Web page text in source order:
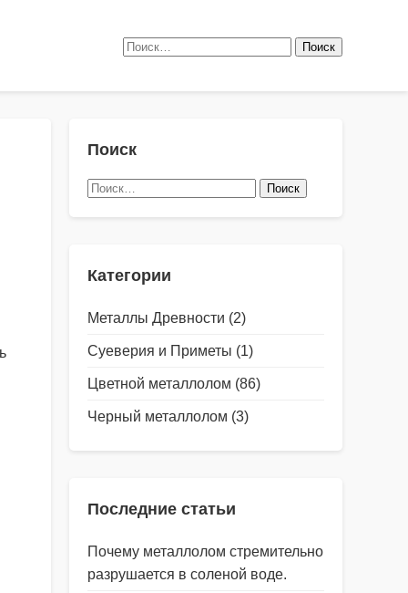
Найти:
Поиск
Найти:
Категории
Металлы Древности (2)
Суеверия и Приметы (1)
Цветной металлолом (86)
Черный металлолом (3)
Последние статьи
Почему металлолом стремительно
разрушается в соленой воде.